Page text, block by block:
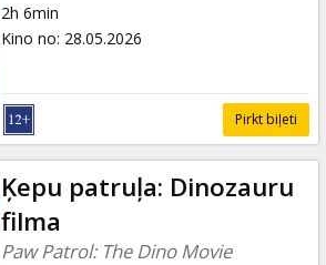
2h 6min
Kino no: 28.05.2026
Pirkt biļeti
Ķepu patruļa: Dinozauru
filma
Paw Patrol: The Dino Movie